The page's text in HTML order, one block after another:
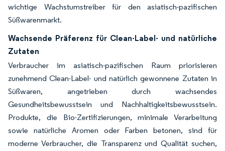
wichtige Wachstumstreiber für den asiatisch-pazifischen
Süßwarenmarkt.
Wachsende Präferenz für Clean-Label- und natürliche
Zutaten
Verbraucher im asiatisch-pazifischen Raum priorisieren
zunehmend Clean-Label- und natürlich gewonnene Zutaten in
Süßwaren, angetrieben durch wachsendes
Gesundheitsbewusstsein und Nachhaltigkeitsbewusstsein.
Produkte, die Bio-Zertifizierungen, minimale Verarbeitung
sowie natürliche Aromen oder Farben betonen, sind für
moderne Verbraucher, die Transparenz und Qualität suchen,